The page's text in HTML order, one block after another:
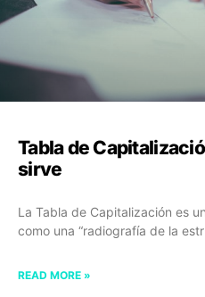
Tabla de
sirve
La Tabla de Capitalización es
como una “radiografía de la
READ MORE »